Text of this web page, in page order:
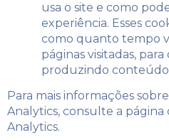
usa o site e como
experiência. Esses
como quanto tempo
páginas visitadas,
produzindo
Para mais informações
Analytics, consulte a página
Analytics.